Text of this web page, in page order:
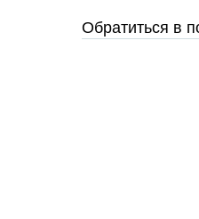
Обратиться в